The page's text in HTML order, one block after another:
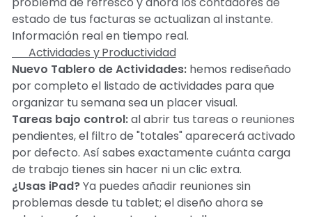
estado de tus facturas se actualizan al instante.
Información real en tiempo real.
📅 Actividades y Productividad
Nuevo Tablero de Actividades: hemos rediseñado
por completo el listado de actividades para que
organizar tu semana sea un placer visual.
Tareas bajo control:al abrir tus tareas o reuniones
pendientes, el filtro de "totales" aparecerá activado
por defecto. Así sabes exactamente cuánta carga
de trabajo tienes sin hacer ni un clic extra.
¿Usas iPad?Ya puedes añadir reuniones sin
problemas desde tu tablet; el diseño ahora se